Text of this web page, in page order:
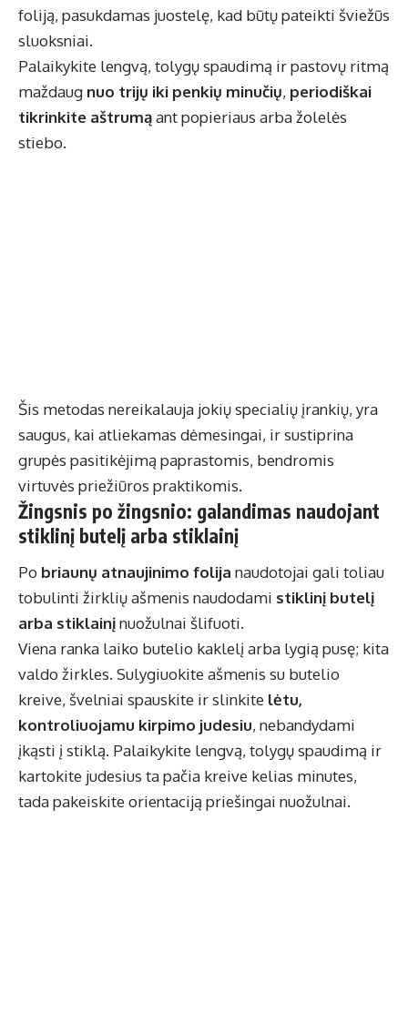
foliją, pasukdamas juostelę, kad būtų pateikti šviežūs
sluoksniai.
Palaikykite lengvą, tolygų spaudimą ir pastovų ritmą
maždaug nuo trijų iki penkių minučių, periodiškai
tikrinkite aštrumąant popieriaus arba žolelės
stiebo.
Šis metodas nereikalauja jokių specialių įrankių, yra
saugus, kai atliekamas dėmesingai, ir sustiprina
grupės pasitikėjimą paprastomis, bendromis
virtuvės priežiūros praktikomis.
Žingsnis po žingsnio: galandimas naudojant
stiklinį butelį arba stiklainį
Po briaunų atnaujinimo folija naudotojai gali toliau
tobulinti žirklių ašmenis naudodami stiklinį butelį
arba stiklainįnuožulnai šlifuoti.
Viena ranka laiko butelio kaklelį arba lygią pusę; kita
valdo žirkles. Sulygiuokite ašmenis su butelio
kreive, švelniai spauskite ir slinkite lėtu,
kontroliuojamu kirpimo judesiu, nebandydami
įkąsti į stiklą. Palaikykite lengvą, tolygų spaudimą ir
kartokite judesius ta pačia kreive kelias minutes,
tada pakeiskite orientaciją priešingai nuožulnai.